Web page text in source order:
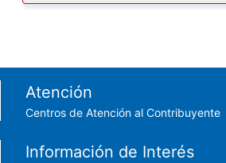
Footer menu
Atención
Centros de Atención al Contribuyente
Información de Interés